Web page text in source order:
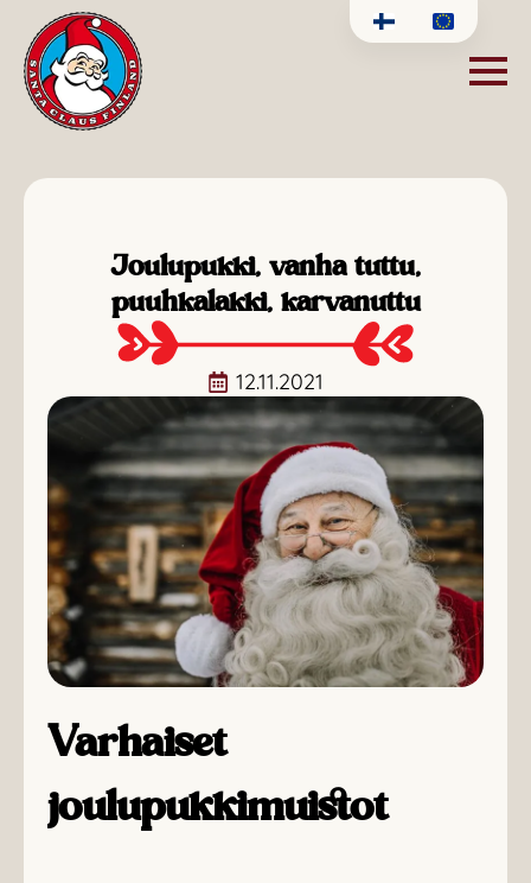
Joulupukki, vanha tuttu,
puuhkalakki, karvanuttu
12.11.2021
Varhaiset
joulupukkimuistot